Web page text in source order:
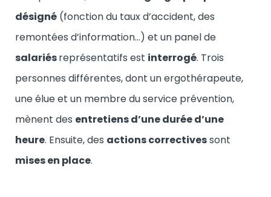
désigné (fonction du taux d’accident, des
remontées d’information…) et un panel de
salariésreprésentatifs est interrogé. Trois
personnes différentes, dont un ergothérapeute,
une élue et un membre du service prévention,
mènent des entretiens d’une durée d’une
heure. Ensuite, des actions correctivessont
mises en place.